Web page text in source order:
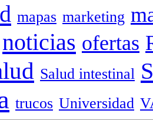
mapas marketing
noticias ofertas
Salud intestinal
trucos Universidad